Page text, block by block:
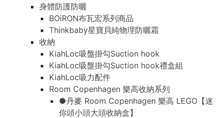
身體防護防曬
BOiRON布瓦宏系列商品
Thinkbaby星寶貝純物理防曬霜
收納
KiahLoc吸盤掛勾Suction hook
KiahLoc吸盤掛勾Suction hook禮盒組
KiahLoc吸力配件
Room Copenhagen 樂高收納系列
●丹麥 Room Copenhagen 樂高 LEGO【迷
你頭小頭大頭收納盒】